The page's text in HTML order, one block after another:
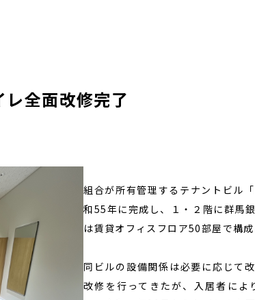
全面改修完了
組合が所有管理するテナントビル
和55年に完成し、１・２階に群馬
は賃貸オフィスフロア50部屋で構成
同ビルの設備関係は必要に応じて
改修を行ってきたが、入居者によ